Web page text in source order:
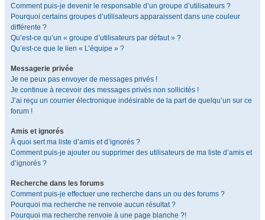
Comment puis-je devenir le responsable d’un groupe d’utilisateurs ?
Pourquoi certains groupes d’utilisateurs apparaissent dans une couleur
différente ?
Qu’est-ce qu’un « groupe d’utilisateurs par défaut » ?
Qu’est-ce que le lien « L’équipe » ?
Messagerie privée
Je ne peux pas envoyer de messages privés !
Je continue à recevoir des messages privés non sollicités !
J’ai reçu un courrier électronique indésirable de la part de quelqu’un sur ce
forum !
Amis et ignorés
À quoi sert ma liste d’amis et d’ignorés ?
Comment puis-je ajouter ou supprimer des utilisateurs de ma liste d’amis et
d’ignorés ?
Recherche dans les forums
Comment puis-je effectuer une recherche dans un ou des forums ?
Pourquoi ma recherche ne renvoie aucun résultat ?
Pourquoi ma recherche renvoie à une page blanche ?!